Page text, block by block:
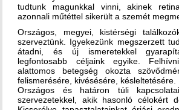
tudtunk magunkkal vinni, akinek
azonnali műtéttel sikerült a szemét
Országos, megyei, kistérségi
szerveztünk. Igyekezünk megszerzett
átadni, és új ismeretekkel
legfontosabb céljaink egyike.
alattomos betegség okozta
felismerésére, kivésésére, késleltetésére.
Országos és határon túli
szervezetekkel, akik hasonló célokért